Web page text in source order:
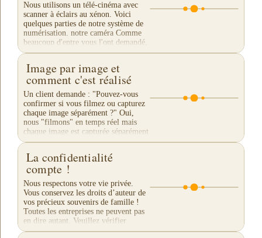
Nous utilisons un télé-cinéma avec
scanner à éclairs au xénon. Voici
quelques parties de notre système de
numérisation. notre caméra Comme
beaucoup d'entre vous l'ont demandé,
nous vous...
Image par image et
comment c'est réalisé
Un client demande : "Pouvez-vous
confirmer si vous filmez ou capturez
chaque image séparément ?" Oui,
nous "filmons" en temps réel mais
chaque image est capturée séparément
en tant...
La confidentialité
compte !
Nous respectons votre vie privée.
Vous conservez les droits d’auteur de
vos précieux souvenirs de famille !
Toutes les entreprises ne peuvent pas
en dire autant. Veuillez vérifier
leurs...